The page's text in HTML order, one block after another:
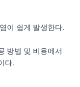
이 쉽게 발생한다.
방법 및 비용에서
다.